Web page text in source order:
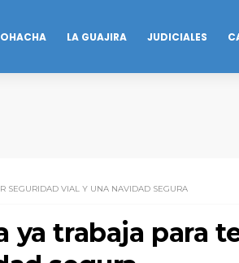
LA GUAJIRA JUDICIALES
SEGURIDAD VIAL Y UNA NAVIDAD SEGURA
ya trabaja para